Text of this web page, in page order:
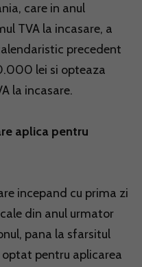
care in anul
TVA la incasare, a
precedent
lei si opteaza
la incasare.
aplica pentru
incepand cu prima zi
din anul urmator
pana la sfarsitul
pentru aplicarea